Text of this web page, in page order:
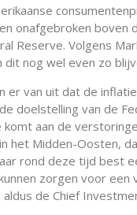
onafgebroken boven
Reserve. Volgens
dit nog wel even zo
er van uit dat de
doelstelling van de
komt aan de
het Midden-Oosten,
rond deze tijd best
zorgen voor een
aldus de Chief